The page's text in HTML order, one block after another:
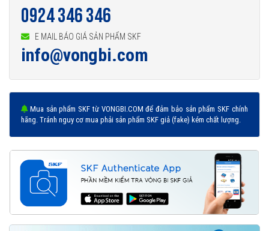
0924 346 346
E MAIL BÁO GIÁ SẢN PHẨM SKF
info@vongbi.com
Mua sản phẩm SKF từ VONGBI.COM để đảm bảo sản phẩm SKF chính
hãng. Tránh nguy cơ mua phải sản phẩm SKF giả (fake) kém chất lượng.